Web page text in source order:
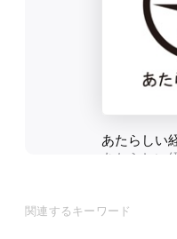
関連するキーワード